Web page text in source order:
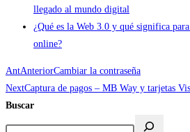
llegado al mundo digital
¿Qué es la Web 3.0 y qué significa
online?
AntAnteriorCambiar la contraseña
NextCaptura de pagos – MB Way y tarjetas
Buscar